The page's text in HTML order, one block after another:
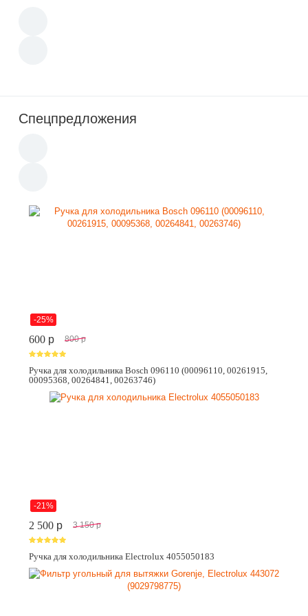
Спецпредложения
-25%
600 p 800 p
Ручка для холодильника Bosch 096110 (00096110, 00261915,
00095368, 00264841, 00263746)
-21%
2 500 p 3 150 p
Ручка для холодильника Electrolux 4055050183